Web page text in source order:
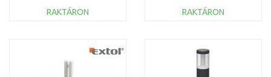
RAKTÁRON
Összehasonlítás
töltő nélkül)
RAKTÁRON
Összehasonlítás